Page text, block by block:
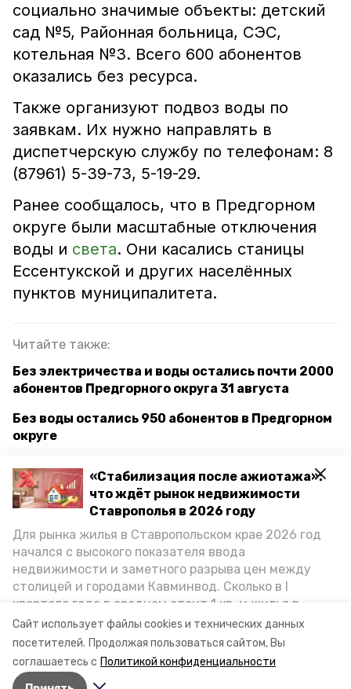
Сайт использует файлы cookies и технических данных
посетителей. Продолжая пользоваться сайтом, Вы
соглашаетесь с Политикой конфиденциальности
«Стабилизация после ажиотажа»:
что ждёт рынок недвижимости
Ставрополья в 2026 году
Для рынка жилья в Ставропольском крае 2026 год
начался с высокого показателя ввода
недвижимости и заметного разрыва цен между
столицей и городами Кавминвод. Сколько в I
квартале года в среднем стоит 1 кв. м жилья в
городах и округах региона, как изменился спрос на
первичку и вторичку, какова себестоимость
стройки собственного жилья в этом году и какие
прогнозы о стоимости квадратных метров дают
социально значимые объекты: детский
сад №5, Районная больница, СЭС,
котельная №3. Всего 600 абонентов
оказались без ресурса.
Также организуют подвоз воды по
заявкам. Их нужно направлять в
диспетчерскую службу по телефонам: 8
(87961) 5-39-73, 5-19-29.
Ранее сообщалось, что в Предгорном
округе были масштабные отключения
воды и света. Они касались станицы
Ессентукской и других населённых
пунктов муниципалитета.
Читайте также:
Без электричества и воды остались почти 2000
абонентов Предгорного округа 31 августа
Без воды остались 950 абонентов в Предгорном
округе
Без воды в Предгорном округе остались 856
жителей
ставрополье отключение воды вода
водоснабжение водоканал
отключение задвижка